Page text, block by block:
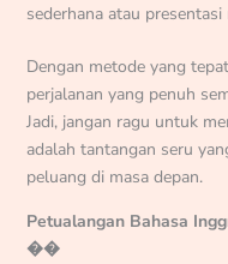
sederhana atau
Dengan metode yang
perjalanan yang penuh
Jadi, jangan ragu untuk
adalah tantangan seru
peluang di masa depan.
Petualangan Bahasa
��